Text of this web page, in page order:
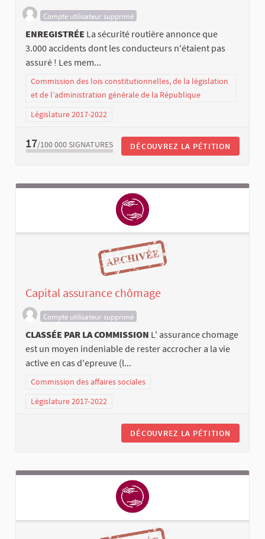
Compte utilisateur supprimé
ENREGISTRÉE La sécurité routière annonce que
3.000 accidents dont les conducteurs n'étaient pas
assuré ! Les mem...
Commission des lois constitutionnelles, de la législation
et de l’administration générale de la République
Législature 2017-2022
17/100 000 SIGNATURES DÉCOUVREZ LA PÉTITION
Capital assurance chômage
Compte utilisateur supprimé
CLASSÉE PAR LA COMMISSION L' assurance chomage
est un moyen indeniable de rester accrocher a la vie
active en cas d'epreuve (l...
Commission des affaires sociales
Législature 2017-2022
DÉCOUVREZ LA PÉTITION